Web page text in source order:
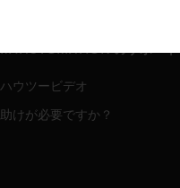
ハウツービデオ
助けが必要ですか？